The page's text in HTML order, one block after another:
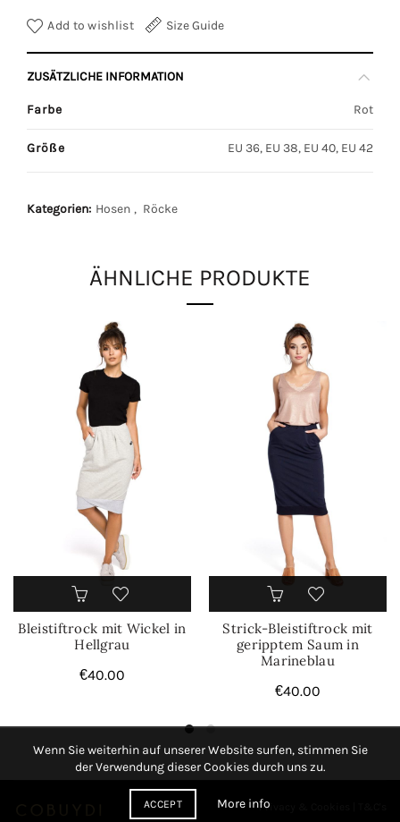
Add to wishlist Size Guide
ZUSÄTZLICHE INFORMATION
Farbe Rot
Größe EU 36, EU 38, EU 40, EU 42
Kategorien: Hosen , Röcke
ÄHNLICHE PRODUKTE
Bleistiftrock mit Wickel in
Hellgrau
€40.00
Strick-Bleistiftrock mit
geripptem Saum in
Marineblau
€40.00
Privacy & Cookies
Wenn Sie weiterhin auf unserer Website surfen, stimmen Sie
der Verwendung dieser Cookies durch uns zu.
ACCEPT More info